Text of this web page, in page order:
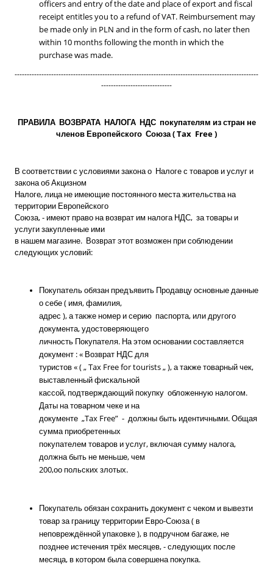
officers and entry of the date and place of export and fiscal
receipt entitles you to a refund of VAT. Reimbursement may
be made only in PLN and in the form of cash, no later then
within 10 months following the month in which the
purchase was made.
----------------------------------------------------------------------------------------------------
-----------------------------
ПРАВИЛА ВОЗВРАТА НАЛОГА НДС покупателям из стран не
членов Европейского Союза ( Tax Free )
В соответствии с условиями закона о Налоге с товаров и услуг и
закона об Акцизном
Налоге, лица не имеющие постоянного места жительства на
территории Европейского
Союза, - имеют право на возврат им налога НДС, за товары и
услуги закупленные ими
в нашем магазине. Возврат этот возможен при соблюдении
следующих условий:
Покупатель обязан предъявить Продавцу основные данные
о себе ( имя, фамилия,
адрес ), а также номер и серию паспорта, или другого
документа, удостоверяющего
личность Покупателя. На этом основании составляется
документ : « Возврат НДС для
туристов « ( „ Tax Free for tourists „ ), а также товарный чек,
выставленный фискальной
кассой, подтверждающий покупку обложенную налогом.
Даты на товарном чеке и на
документе „Tax Free” - должны быть идентичными. Общая
сумма приобретенных
покупателем товаров и услуг, включая сумму налога,
должна быть не меньше, чем
200,оо польских злотых.
Покупатель обязан сохранить документ с чеком и вывезти
товар за границу территории Евро-Союза ( в
неповреждённой упаковке ), в подручном багаже, не
позднее истечения трёх месяцев, - следующих после
месяца, в котором была совершена покупка.